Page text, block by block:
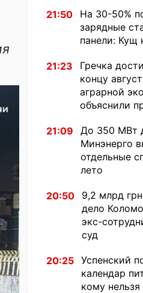
21:50
На 30-50%
зарядные
панели: Кущ
21:23
Гречка
концу
аграрной
объяснили
21:09
До 350 МВт
Минэнерго
отдельные
лето
20:50
9,2 млрд
дело
экс-
суд
20:25 Успенский
календар
кому нельзя